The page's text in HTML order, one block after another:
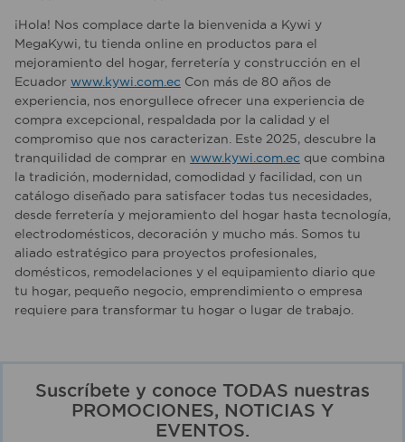
¡Hola! Nos complace darte la bienvenida a Kywi y
MegaKywi, tu tienda online en productos para el
mejoramiento del hogar, ferretería y construcción en el
Ecuador www.kywi.com.ec Con más de 80 años de
experiencia, nos enorgullece ofrecer una experiencia de
compra excepcional, respaldada por la calidad y el
compromiso que nos caracterizan. Este 2025, descubre la
tranquilidad de comprar en www.kywi.com.ec que combina
la tradición, modernidad, comodidad y facilidad, con un
catálogo diseñado para satisfacer todas tus necesidades,
desde ferretería y mejoramiento del hogar hasta tecnología,
electrodomésticos, decoración y mucho más. Somos tu
aliado estratégico para proyectos profesionales,
domésticos, remodelaciones y el equipamiento diario que
tu hogar, pequeño negocio, emprendimiento o empresa
requiere para transformar tu hogar o lugar de trabajo.
Suscríbete y conoce TODAS nuestras
PROMOCIONES, NOTICIAS Y
EVENTOS.